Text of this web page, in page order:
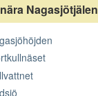
Nagasjötjälen